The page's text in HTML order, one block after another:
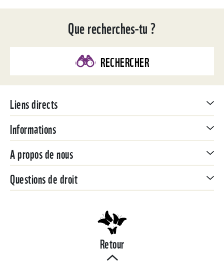
Que recherches-tu ?
RECHERCHER
Liens directs
Informations
A propos de nous
Questions de droit
Retour